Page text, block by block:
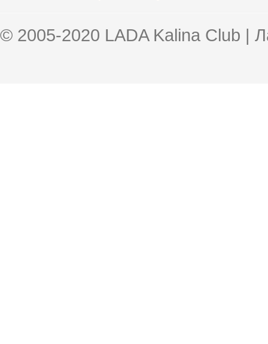
© 2005-2020 LADA Kalina Club |